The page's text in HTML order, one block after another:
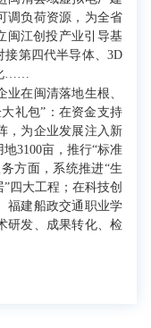
调负荷资源，为全省
闽江创投产业引导基
接第四代半导体、3D
……
在闽清落地生根、
礼包”：在资金支持
，为企业发展注入新
3100亩，推行“标准
方面，系统推进“生
四大工程；在科技创
福建船政交通职业学
研发、成果转化、检